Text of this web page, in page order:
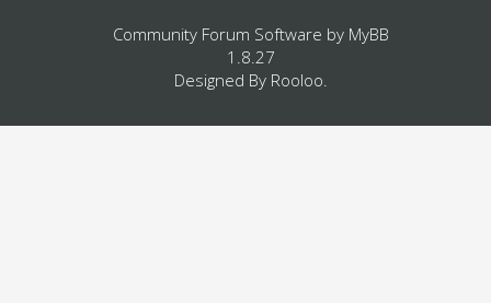
Community Forum Software by MyBB
1.8.27
Designed By Rooloo